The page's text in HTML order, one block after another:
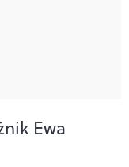
Ewa